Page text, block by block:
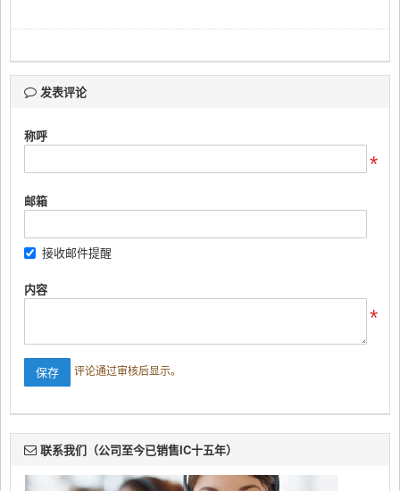
发表评论
称呼
邮箱
接收邮件提醒
内容
评论通过审核后显示。
联系我们（公司至今已销售IC十五年）